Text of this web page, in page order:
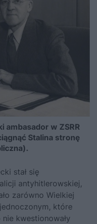
ambasador w ZSRR
Stalina stronę
stał się
antyhitlerowskiej,
zarówno Wielkiej
które
kwestionowały